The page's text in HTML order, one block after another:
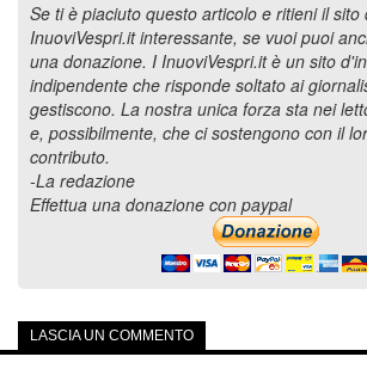
Se ti è piaciuto questo articolo e ritieni il
InuoviVespri.it interessante, se vuoi puoi
una donazione. I InuoviVespri.it è un sito
indipendente che risponde soltato ai
gestiscono. La nostra unica forza sta nei
e, possibilmente, che ci sostengono con il
contributo.
-La redazione
Effettua una donazione con paypal
LASCIA UN COMMENTO